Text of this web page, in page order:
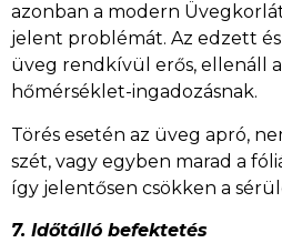
azonban a modern
jelent problémát. Az edzett
üveg rendkívül erős, ellenáll
hőmérséklet-ingadozásnak.
Törés esetén az üveg apró,
szét, vagy egyben marad a
így jelentősen csökken a
7. Időtálló befektetés